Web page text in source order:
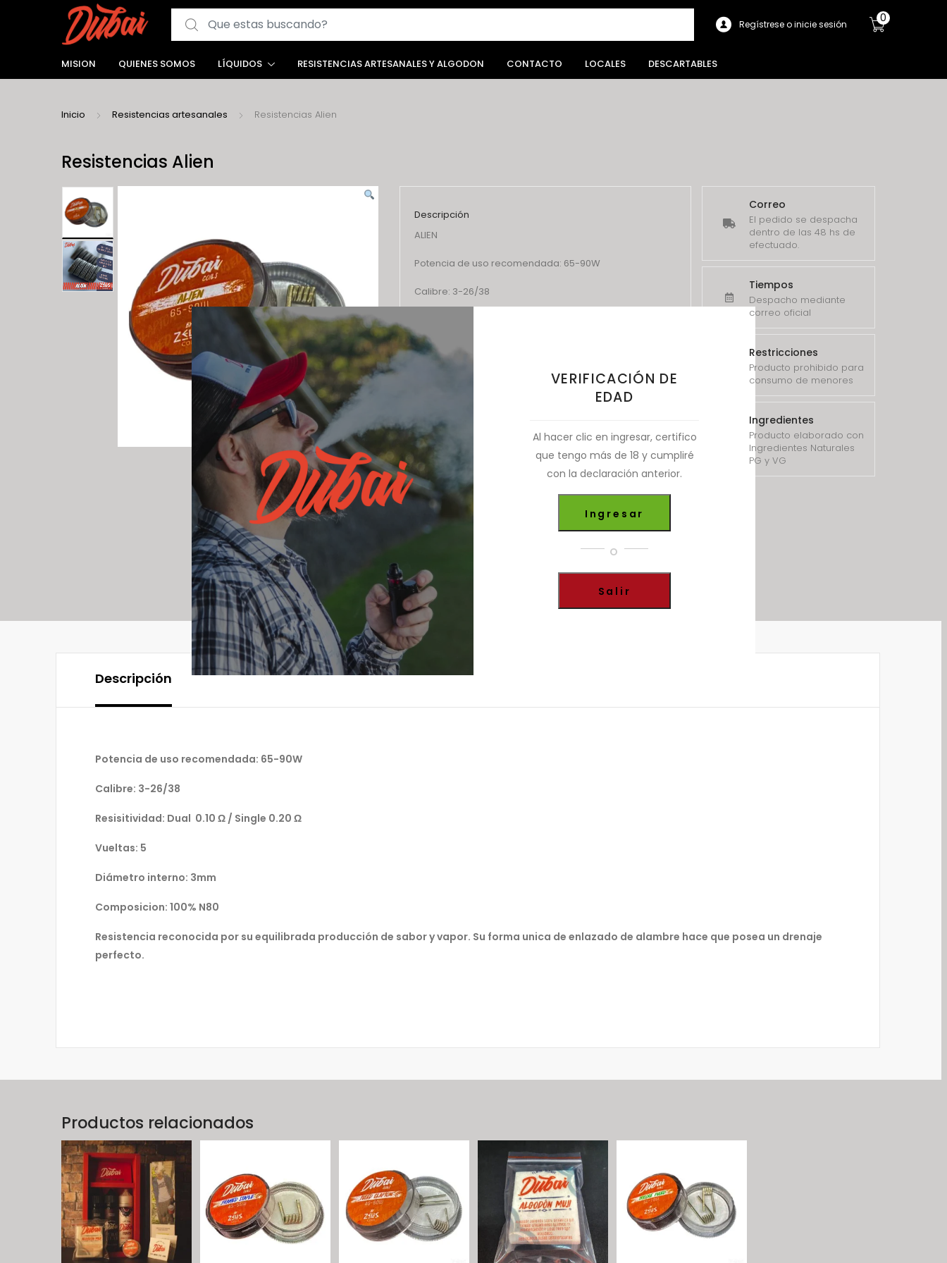
Search for:
Regístrese o inicie sesión 0
MISION QUIENES SOMOS LÍQUIDOS RESISTENCIAS ARTESANALES Y ALGODON CONTACTO LOCALES DESCARTABLES
Inicio Resistencias artesanales Resistencias Alien
Resistencias Alien
Correo
El pedido se despacha
dentro de las 48 hs de
efectuado.
Tiempos
Despacho mediante
correo oficial
Restricciones
Producto prohibido para
consumo de menores
Ingredientes
Producto elaborado con
Ingredientes Naturales
PG y VG
Descripción
ALIEN
Potencia de uso recomendada: 65-90W
Calibre: 3-26/38
Vueltas: 5
$3.000,00
Resistencias
Alien
Añadir al carrito
Categoría: Resistencias artesanales
Descripción
Potencia de uso recomendada: 65-90W
Calibre: 3-26/38
Resisitividad: Dual 0.10 Ω / Single 0.20 Ω
Vueltas: 5
Diámetro interno: 3mm
Composicion: 100% N80
Resistencia reconocida por su equilibrada producción de sabor y vapor. Su forma unica de enlazado de alambre hace que posea un drenaje
perfecto.
Productos relacionados
VERIFICACIÓN DE
EDAD
Al hacer clic en ingresar, certifico
que tengo más de 18 y cumpliré
con la declaración anterior.
Ingresar
O
Salir